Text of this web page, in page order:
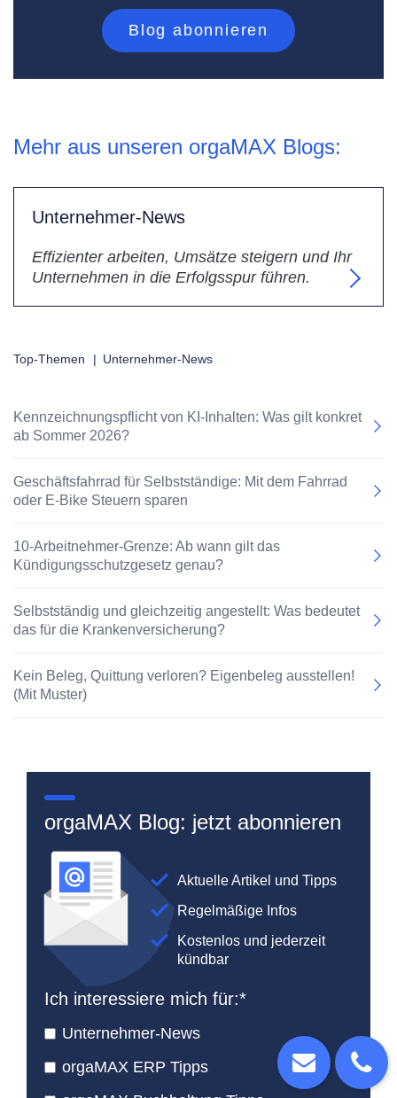
Mehr aus unseren orgaMAX Blogs:
Unternehmer-News
Effizienter arbeiten, Umsätze steigern und Ihr
Unternehmen in die Erfolgsspur führen.
Top-Themen | Unternehmer-News
Kennzeichnungspflicht von KI-Inhalten: Was gilt konkret
ab Sommer 2026?
Geschäftsfahrrad für Selbstständige: Mit dem Fahrrad
oder E-Bike Steuern sparen
10-Arbeitnehmer-Grenze: Ab wann gilt das
Kündigungsschutzgesetz genau?
Selbstständig und gleichzeitig angestellt: Was bedeutet
das für die Krankenversicherung?
Kein Beleg, Quittung verloren? Eigenbeleg ausstellen!
(Mit Muster)
orgaMAX Blog: jetzt abonnieren
Aktuelle Artikel und Tipps
Regelmäßige Infos
Kostenlos und jederzeit
kündbar
Ich interessiere mich für:*
Unternehmer-News
orgaMAX ERP Tipps